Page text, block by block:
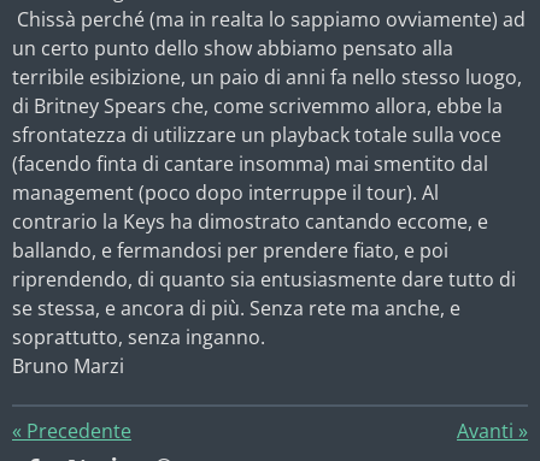
Chissà perché (ma in realta lo sappiamo ovviamente) ad
un certo punto dello show abbiamo pensato alla
terribile esibizione, un paio di anni fa nello stesso luogo,
di Britney Spears che, come scrivemmo allora, ebbe la
sfrontatezza di utilizzare un playback totale sulla voce
(facendo finta di cantare insomma) mai smentito dal
management (poco dopo interruppe il tour). Al
contrario la Keys ha dimostrato cantando eccome, e
ballando, e fermandosi per prendere fiato, e poi
riprendendo, di quanto sia entusiasmente dare tutto di
se stessa, e ancora di più. Senza rete ma anche, e
soprattutto, senza inganno.
Bruno Marzi
« Precedente Avanti »